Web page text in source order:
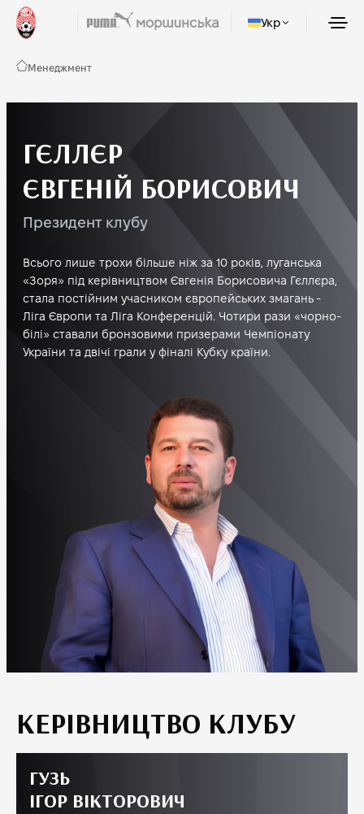
Укр
Менеджмент
ГЄЛЛЄР
ЄВГЕНІЙ БОРИСОВИЧ
Президент клубу
Всього лише трохи більше ніж за 10 років, луганська
«Зоря» під керівництвом Євгенія Борисовича Гєллєра,
стала постійним учасником європейських змагань -
Ліга Європи та Ліга Конференцій. Чотири рази «чорно-
білі» ставали бронзовими призерами Чемпіонату
України та двічі грали у фіналі Кубку країни.
КЕРІВНИЦТВО КЛУБУ
ГУЗЬ
ІГОР ВІКТОРОВИЧ